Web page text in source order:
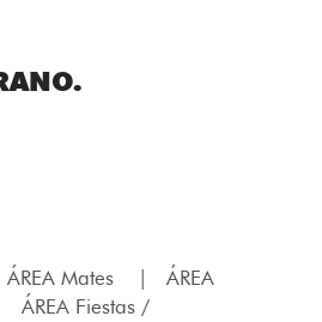
ÁREA Mates
ÁREA
ÁREA Fiestas /